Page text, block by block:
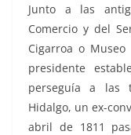
Junto a las
Comercio y del
Cigarroa o
presidente
perseguía a las
Hidalgo, un ex-
abril de 1811